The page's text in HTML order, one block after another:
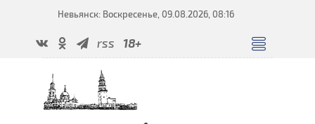
Невьянск: Воскресенье, 09.08.2026, 08:16
rss 18+